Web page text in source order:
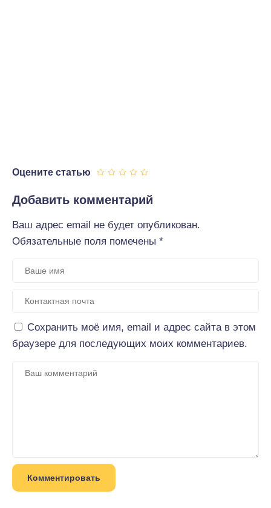
Оцените статью
Добавить комментарий
Ваш адрес email не будет опубликован.
Обязательные поля помечены *
Сохранить моё имя, email и адрес сайта в этом
браузере для последующих моих комментариев.